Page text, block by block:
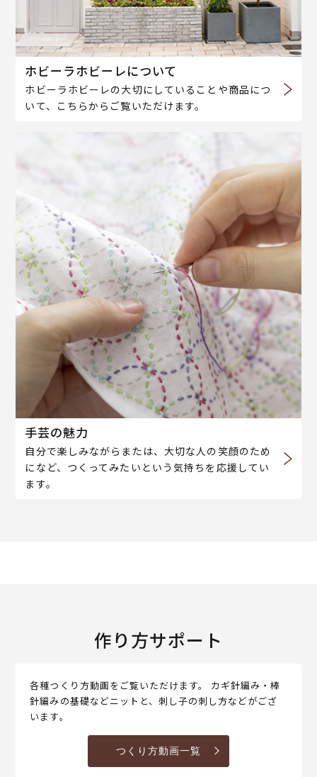
ホビーラホビーレについて
ホビーラホビーレの大切にしていることや商品につ
いて、こちらからご覧いただけます。
手芸の魅力
自分で楽しみながらまたは、大切な人の笑顔のため
になど、つくってみたいという気持ちを応援してい
ます。
作り方サポート
各種つくり方動画をご覧いただけます。 カギ針編み・棒
針編みの基礎などニットと、刺し子の刺し方などがござ
います。
つくり方動画一覧